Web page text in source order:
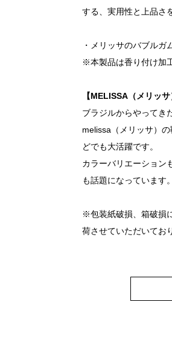
する、実用性と上品さ
・メリッサのバブルガ
※本製品は香り付け加
【MELISSA（メリッサ
ブラジルからやってき
melissa（メリッサ）
どでも大活躍です。
カラーバリエーション
も話題になっています。
※包装紙破損、箱破損
荷させていただいてお